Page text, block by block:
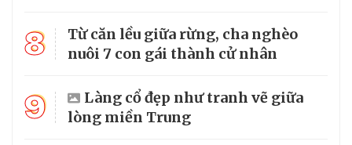
8
Từ căn lều giữa rừng, cha nghèo
nuôi 7 con gái thành cử nhân
9
Làng cổ đẹp như tranh vẽ giữa
lòng miền Trung